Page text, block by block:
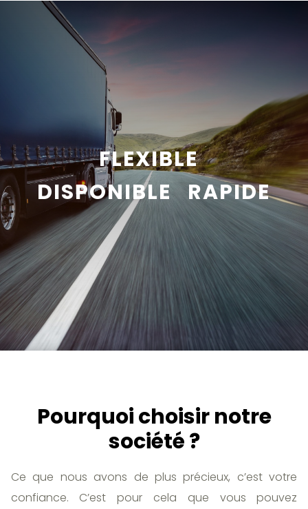
FLEXIBLE
DISPONIBLE RAPIDE
Pourquoi choisir notre
société ?
Ce que nous avons de plus précieux, c’est votre
confiance. C’est pour cela que vous pouvez